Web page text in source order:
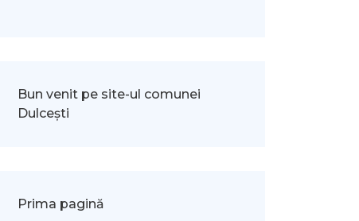
Bun venit pe site-ul comunei
Dulcești
Prima pagină